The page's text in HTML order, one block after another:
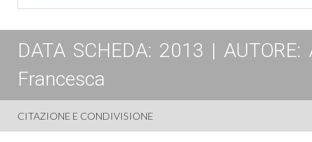
DATA SCHEDA: 2013 |
Francesca
CITAZIONE E CONDIVISIONE